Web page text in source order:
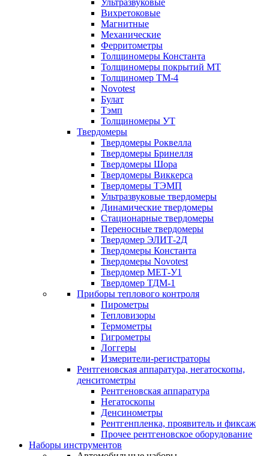
Ультразвуковые
Вихретоковые
Магнитные
Механические
Ферритометры
Толщиномеры Константа
Толщиномеры покрытий МТ
Толщиномер ТМ-4
Novotest
Булат
Тэмп
Толщиномеры УТ
Твердомеры
Твердомеры Роквелла
Твердомеры Бринелля
Твердомеры Шора
Твердомеры Виккерса
Твердомеры ТЭМП
Ультразвуковые твердомеры
Динамические твердомеры
Стационарные твердомеры
Переносные твердомеры
Твердомер ЭЛИТ-2Д
Твердомеры Константа
Твердомеры Novotest
Твердомер МЕТ-У1
Твердомер ТДМ-1
Приборы теплового контроля
Пирометры
Тепловизоры
Термометры
Гигрометры
Логгеры
Измерители-регистраторы
Рентгеновская аппаратура, негатоскопы,
денситометры
Рентгеновская аппаратура
Негатоскопы
Денсинометры
Рентгенпленка, проявитель и фиксаж
Прочее рентгеновское оборудование
Наборы инструментов